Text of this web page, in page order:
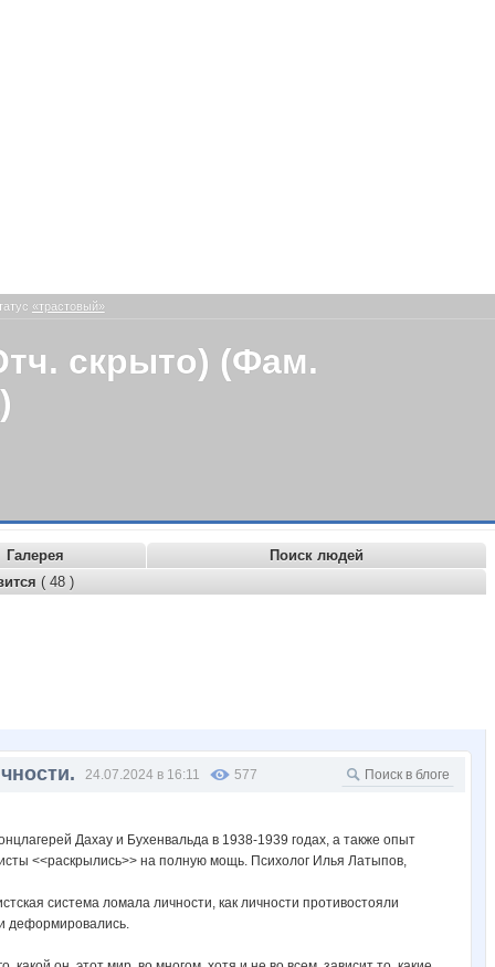
«трастовый»
скрыто) (Фам.
Галерея
Поиск людей
( 48 )
24.07.2024 в 16:11 577
Дахау и Бухенвальда в 1938-1939 годах, а также опыт
<<раскрылись>> на полную мощь. Психолог Илья Латыпов,
система ломала личности, как личности противостояли
деформировались.